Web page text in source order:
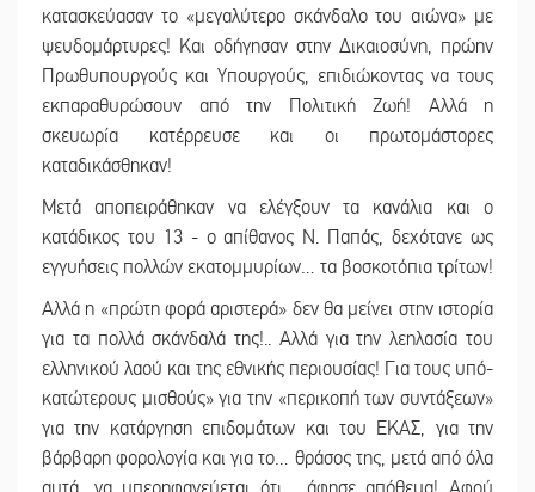
κατασκεύασαν το «μεγαλύτερο σκάνδαλο του αιώνα» με
ψευδομάρτυρες! Και οδήγησαν στην Δικαιοσύνη, πρώην
Πρωθυπουργούς και Υπουργούς, επιδιώκοντας να τους
εκπαραθυρώσουν από την Πολιτική Ζωή! Αλλά η
σκευωρία κατέρρευσε και οι πρωτομάστορες
καταδικάσθηκαν!
Μετά αποπειράθηκαν να ελέγξουν τα κανάλια και ο
κατάδικος του 13 - ο απίθανος Ν. Παπάς, δεχότανε ως
εγγυήσεις πολλών εκατομμυρίων… τα βοσκοτόπια τρίτων!
Αλλά η «πρώτη φορά αριστερά» δεν θα μείνει στην ιστορία
για τα πολλά σκάνδαλά της!.. Αλλά για την λεηλασία του
ελληνικού λαού και της εθνικής περιουσίας! Για τους υπό-
κατώτερους μισθούς» για την «περικοπή των συντάξεων»
για την κατάργηση επιδομάτων και του ΕΚΑΣ, για την
βάρβαρη φορολογία και για το… θράσος της, μετά από όλα